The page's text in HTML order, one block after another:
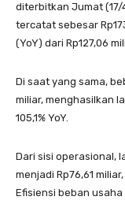
diterbitkan Jumat (17/
tercatat sebesar
(YoY) dari Rp127,06
Di saat yang sama,
miliar, menghasilkan
105,1% YoY.
Dari sisi operasional,
menjadi Rp76,61
Efisiensi beban usaha